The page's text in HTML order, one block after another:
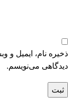
ذخیره نام، ایمیل و
دیدگاهی می‌نویسم.